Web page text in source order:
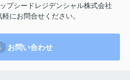
プシードレジデンシャル株式会社
にお問合せください。
お問い合わせ